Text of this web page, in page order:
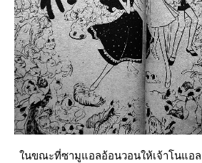
นขณะที่ซามูแอลอ้อนวอนให้เจ้าโนอล